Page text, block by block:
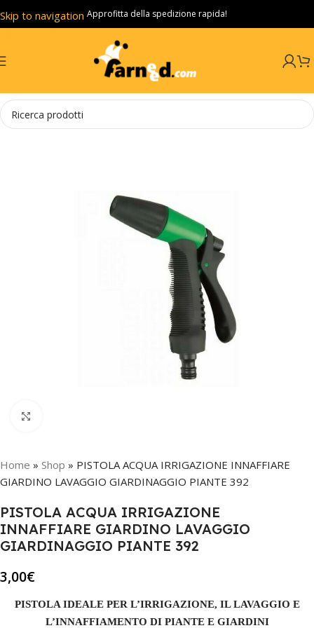
Skip to navigation
Skip to main content
Approfitta della spedizione rapida!
Home » Shop » PISTOLA ACQUA IRRIGAZIONE INNAFFIARE
GIARDINO LAVAGGIO GIARDINAGGIO PIANTE 392
PISTOLA ACQUA IRRIGAZIONE
INNAFFIARE GIARDINO LAVAGGIO
GIARDINAGGIO PIANTE 392
3,00€
PISTOLA IDEALE PER L’IRRIGAZIONE, IL LAVAGGIO E
L’INNAFFIAMENTO DI PIANTE E GIARDINI